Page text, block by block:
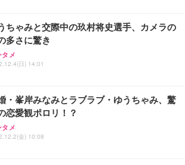
ちゃみと交際中の玖村将史選手、カメラの
多さに驚き
メ
日) 14:01
・峯岸みなみとラブラブ・ゆうちゃみ、驚
恋愛観ポロリ！？
メ
金) 10:08